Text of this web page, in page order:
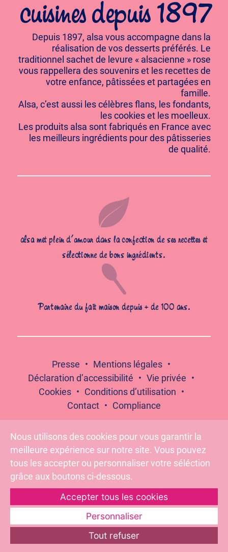
alsa met plein d’amour dans la confection de ses recettes et
sélectionne de bons ingrédients.
Partenaire du fait maison depuis + de 100 ans.
cuisines depuis 1897
Depuis 1897, alsa vous accompagne dans la
réalisation de vos desserts préférés. Le
traditionnel sachet de levure « alsacienne » rose
vous rappellera des souvenirs et les recettes de
votre enfance, pâtissées et partagées en
famille.
Alsa, c’est aussi les célèbres flans, les fondants,
les cookies et les moelleux.
Les produits alsa sont fabriqués en France avec
les meilleurs ingrédients pour des pâtisseries
de qualité.
Presse
Mentions légales
Déclaration d’accessibilité
Vie privée
Cookies
Conditions d’utilisation
Contact
Compliance
Pour votre santé, évitez de grignoter entre les repas –
www.mangerbouger.fr
Suivez-nous :
Nous utilisons des cookies pour vous garantir la
meilleure expérience sur notre site. Vous pouvez
tous les accepter ou personnaliser votre séléction
grâce aux boutons ci-dessous.
Accepter tous les cookies
Personnaliser
Tout refuser